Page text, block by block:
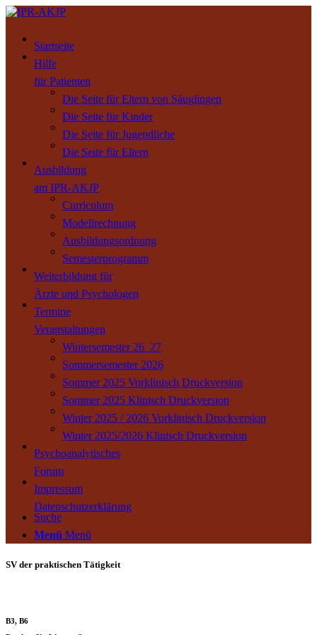
Startseite
Hilfe
für Patienten
Die Seite für Eltern von Säuglingen
Die Seite für Kinder
Die Seite für Jugendliche
Die Seite für Eltern
Ausbildung
am IPR-AKJP
Curriculum
Modellrechnung
Ausbildungsordnung
Semesterprogramm
Weiterbildung für
Ärzte und Psychologen
Termine
Veranstaltungen
Wintersemester 26_27
Sommersemester 2026
Sommer 2025 Vorklinisch Druckversion
Sommer 2025 Klinisch Druckversion
Winter 2025 / 2026 Vorklinisch Druckversion
Winter 2025/2026 Klinisch Druckversion
Psychoanalytisches
Forum
Impressum
Datenschutzerklärung
Suche
Menü Menü
SV der praktischen Tätigkeit
B3, B6